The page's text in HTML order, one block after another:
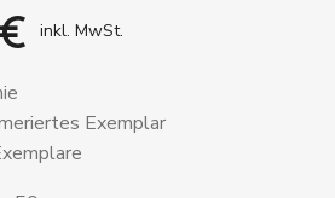
inkl. MwSt.
Exemplar